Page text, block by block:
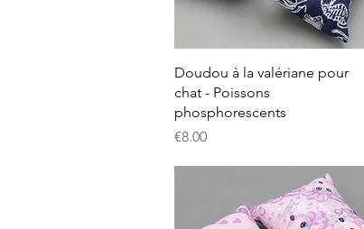
クイックビュー
Doudou à la valériane pour
chat - Poissons
phosphorescents
価格
€8.00